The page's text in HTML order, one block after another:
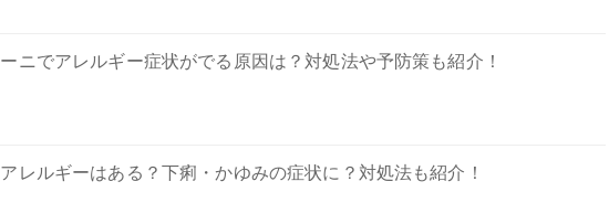
ニでアレルギー症状がでる原因は？対処法や予防策も紹介！
レルギーはある？下痢・かゆみの症状に？対処法も紹介！